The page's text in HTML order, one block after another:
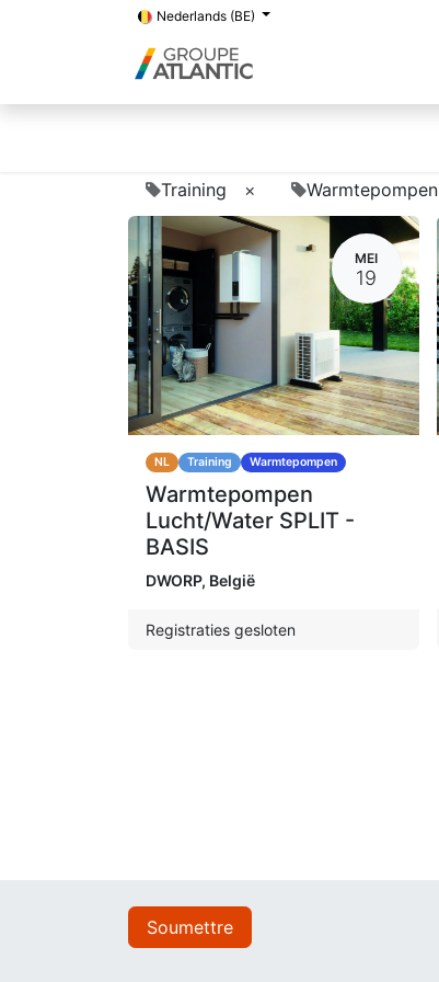
Nederlands (BE)
Training × Warmtepompen
MEI
19
NL Training Warmtepompen
Warmtepompen
Lucht/Water SPLIT -
BASIS
DWORP, België
Registraties gesloten
Soumettre